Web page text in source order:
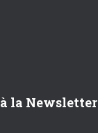
la Newsletter